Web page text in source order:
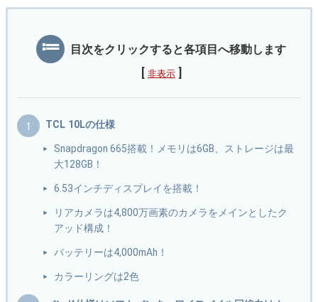
目次をクリックすると各項目へ移動します
[ 非表示 ]
TCL 10Lの仕様
Snapdragon 665搭載！メモリは6GB、ストレージは最
大128GB！
6.53インチディスプレイを搭載！
リアカメラは4,800万画素のカメラをメインとしたク
アッド構成！
バッテリーは4,000mAh！
カラーリングは2色